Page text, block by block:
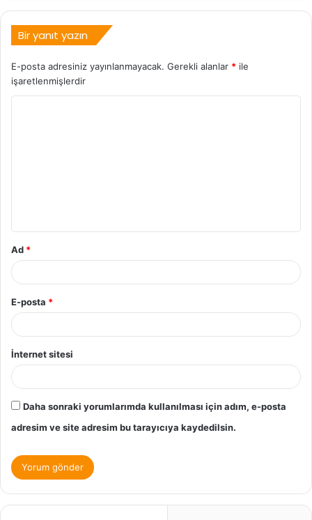
Bir yanıt yazın
E-posta adresiniz yayınlanmayacak. Gerekli alanlar * ile
işaretlenmişlerdir
Ad *
E-posta *
İnternet sitesi
Daha sonraki yorumlarımda kullanılması için adım, e-posta
adresim ve site adresim bu tarayıcıya kaydedilsin.